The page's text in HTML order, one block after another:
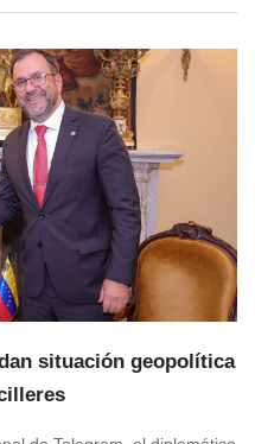
situación geopolítica